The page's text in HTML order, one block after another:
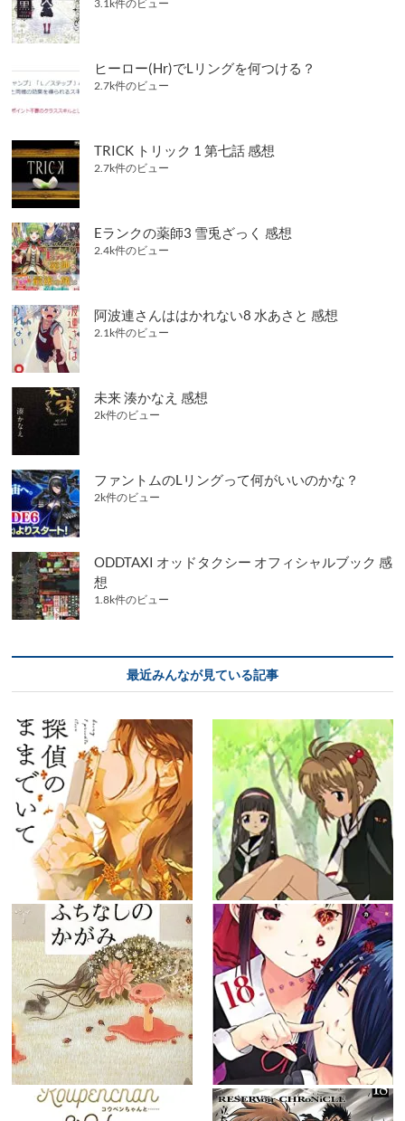
3.1k件のビュー
ヒーロー(Hr)でLリングを何つける？
2.7k件のビュー
TRICK トリック 1 第七話 感想
2.7k件のビュー
Eランクの薬師3 雪兎ざっく 感想
2.4k件のビュー
阿波連さんははかれない8 水あさと 感想
2.1k件のビュー
未来 湊かなえ 感想
2k件のビュー
ファントムのLリングって何がいいのかな？
2k件のビュー
ODDTAXI オッドタクシー オフィシャルブック 感
想
1.8k件のビュー
最近みんなが見ている記事